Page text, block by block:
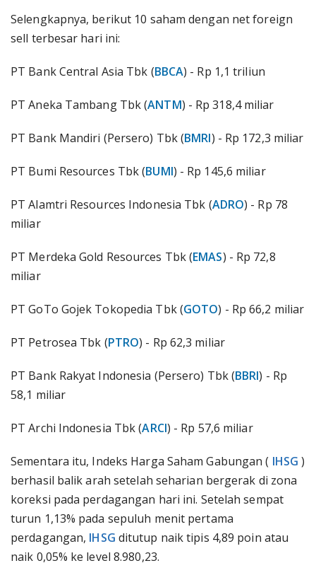
Selengkapnya, berikut 10 saham dengan net foreign
sell terbesar hari ini:
PT Bank Central Asia Tbk (BBCA) - Rp 1,1 triliun
PT Aneka Tambang Tbk (ANTM) - Rp 318,4 miliar
PT Bank Mandiri (Persero) Tbk (BMRI) - Rp 172,3 miliar
PT Bumi Resources Tbk (BUMI) - Rp 145,6 miliar
PT Alamtri Resources Indonesia Tbk (ADRO) - Rp 78
miliar
PT Merdeka Gold Resources Tbk (EMAS) - Rp 72,8
miliar
PT GoTo Gojek Tokopedia Tbk (GOTO) - Rp 66,2 miliar
PT Petrosea Tbk (PTRO) - Rp 62,3 miliar
PT Bank Rakyat Indonesia (Persero) Tbk (BBRI) - Rp
58,1 miliar
PT Archi Indonesia Tbk (ARCI) - Rp 57,6 miliar
Sementara itu, Indeks Harga Saham Gabungan ( IHSG )
berhasil balik arah setelah seharian bergerak di zona
koreksi pada perdagangan hari ini. Setelah sempat
turun 1,13% pada sepuluh menit pertama
perdagangan, IHSG ditutup naik tipis 4,89 poin atau
naik 0,05% ke level 8.980,23.